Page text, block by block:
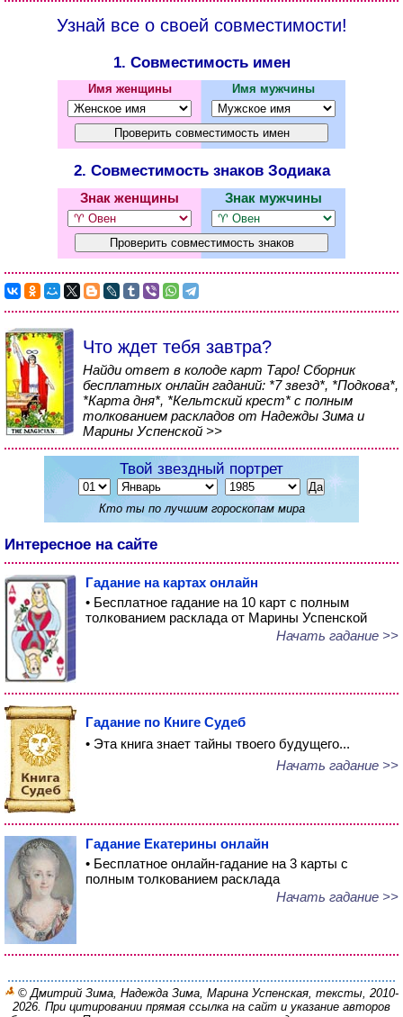
Узнай все о своей совместимости!
1. Совместимость имен
Имя женщины Имя мужчины
2. Совместимость знаков Зодиака
Знак женщины Знак мужчины
Что ждет тебя завтра?
Найди ответ в колоде карт Таро! Сборник
бесплатных онлайн гаданий: *7 звезд*, *Подкова*,
*Карта дня*, *Кельтский крест* с полным
толкованием раскладов от Надежды Зима и
Марины Успенской >>
Твой звездный портрет
Кто ты по лучшим гороскопам мира
Интересное на сайте
Гадание на картах онлайн
• Бесплатное гадание на 10 карт с полным
толкованием расклада от Марины Успенской
Начать гадание >>
Гадание по Книге Судеб
• Эта книга знает тайны твоего будущего...
Начать гадание >>
Гадание Екатерины онлайн
• Бесплатное онлайн-гадание на 3 карты с
полным толкованием расклада
Начать гадание >>
© Дмитрий Зима, Надежда Зима, Марина Успенская, тексты, 2010-
2026. При цитировании прямая ссылка на сайт и указание авторов